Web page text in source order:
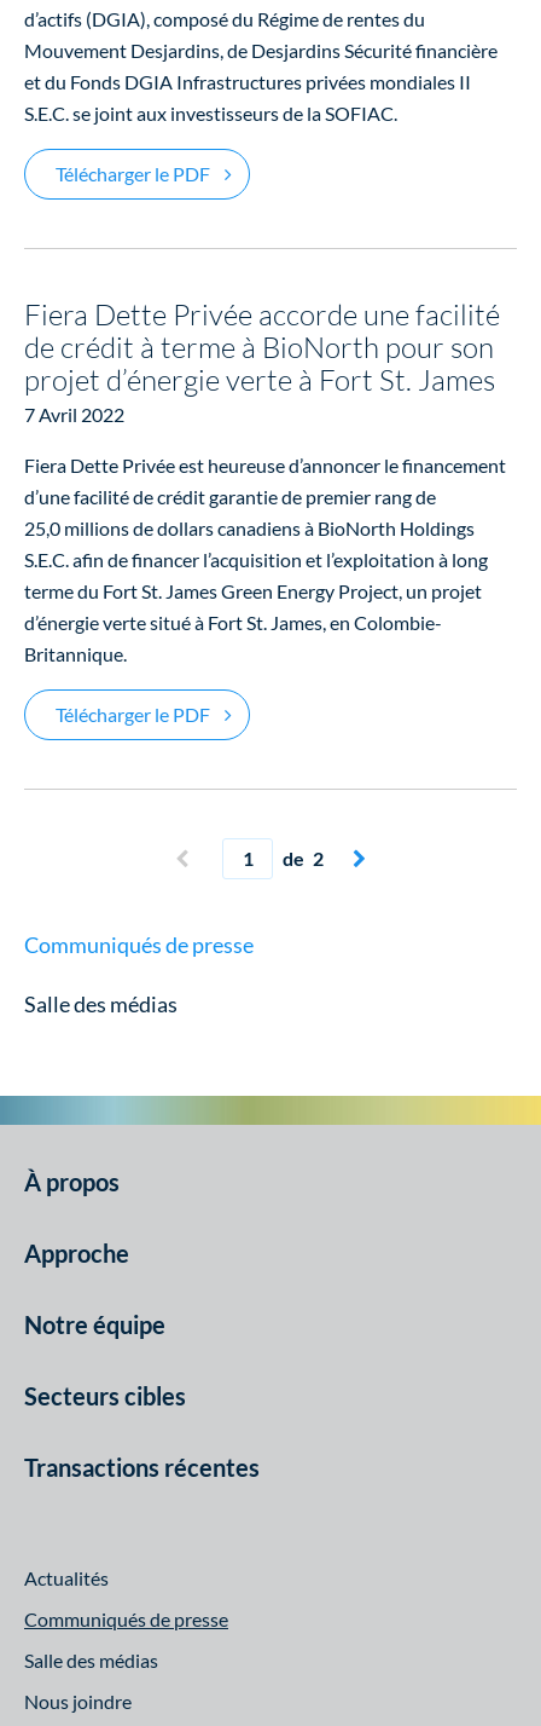
Communiqués de presse
Salle des médias
d’actifs (DGIA), composé du Régime de rentes du
Mouvement Desjardins, de Desjardins Sécurité financière
et du Fonds DGIA Infrastructures privées mondiales II
S.E.C. se joint aux investisseurs de la SOFIAC.
Télécharger le PDFFiera Dette Privée contribue à
Fiera Dette Privée accorde une facilité
de crédit à terme à BioNorth pour son
projet d’énergie verte à Fort St. James
7 Avril 2022
Fiera Dette Privée est heureuse d’annoncer le financement
d’une facilité de crédit garantie de premier rang de
25,0 millions de dollars canadiens à BioNorth Holdings
S.E.C. afin de financer l’acquisition et l’exploitation à long
terme du Fort St. James Green Energy Project, un projet
d’énergie verte situé à Fort St. James, en Colombie-
Britannique.
Télécharger le PDFFiera Dette Privée accorde une facilité
 Page précédente
Page actuelle
de 2 Page suivante

À propos
Approche
Notre équipe
Secteurs cibles
Transactions récentes
Actualités
Communiqués de presse
Salle des médias
Nous joindre